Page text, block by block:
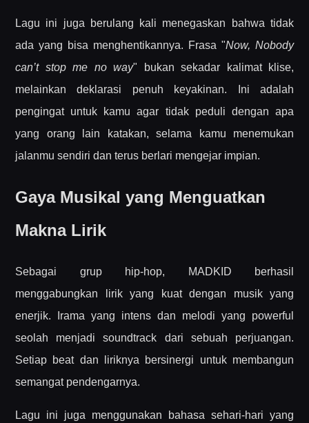
Lagu ini juga berulang kali menegaskan bahwa tidak
ada yang bisa menghentikannya. Frasa "Now, Nobody
can’t stop me no way" bukan sekadar kalimat klise,
melainkan deklarasi penuh keyakinan. Ini adalah
pengingat untuk kamu agar tidak peduli dengan apa
yang orang lain katakan, selama kamu menemukan
jalanmu sendiri dan terus berlari mengejar impian.
Gaya Musikal yang Menguatkan
Makna Lirik
Sebagai grup hip-hop, MADKID berhasil
menggabungkan lirik yang kuat dengan musik yang
enerjik. Irama yang intens dan melodi yang powerful
seolah menjadi soundtrack dari sebuah perjuangan.
Setiap beat dan liriknya bersinergi untuk membangun
semangat pendengarnya.
Lagu ini juga menggunakan bahasa sehari-hari yang